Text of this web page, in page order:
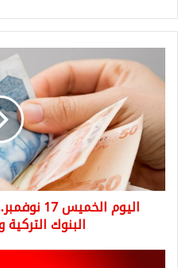
الخميس
17
نوفمبر..
سعر
الدولار
في
تعاملات
البنوك
التركية
وصل
اليوم
البنوك